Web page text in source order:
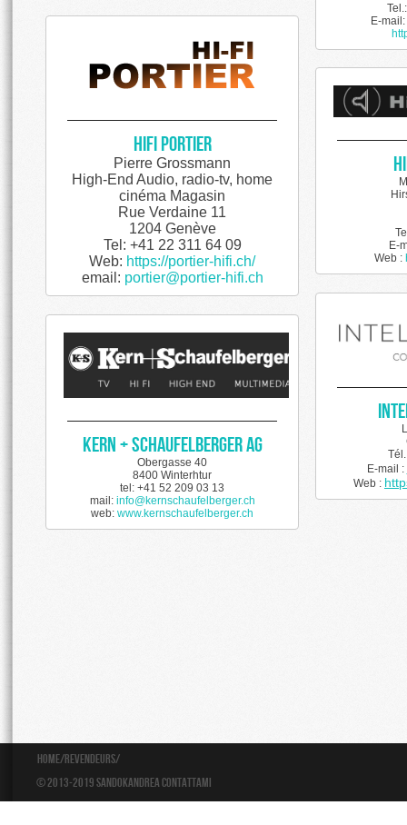
E-mail:
HiFi Portier
Pierre Grossmann
High-End Audio, radio-tv, home
cinéma Magasin
Rue Verdaine 11
1204 Genève
Tel: +41 22 311 64 09
Web: https://portier-hifi.ch/
email: portier@portier-hifi.ch
E-
Web :
E-mail :
Web :
Kern + Schaufelberger AG
Obergasse 40
8400 Winterhtur
tel: +41 52 209 03 13
mail: info@kernschaufelberger.ch
web: www.kernschaufelberger.ch
Home/Revendeurs/
© 2013-2019 SandokandreaContattami